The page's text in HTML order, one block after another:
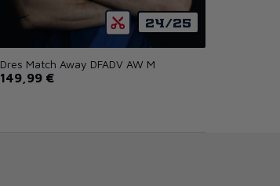
24/25
Dres Match Away DFADV AW M
149,99 €